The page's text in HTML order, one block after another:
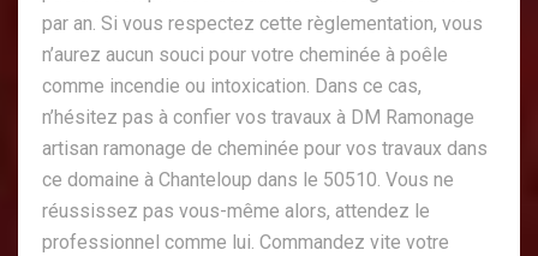
par an. Si vous respectez cette règlementation, vous
n’aurez aucun souci pour votre cheminée à poêle
comme incendie ou intoxication. Dans ce cas,
n’hésitez pas à confier vos travaux à DM Ramonage
artisan ramonage de cheminée pour vos travaux dans
ce domaine à Chanteloup dans le 50510. Vous ne
réussissez pas vous-même alors, attendez le
professionnel comme lui. Commandez vite votre